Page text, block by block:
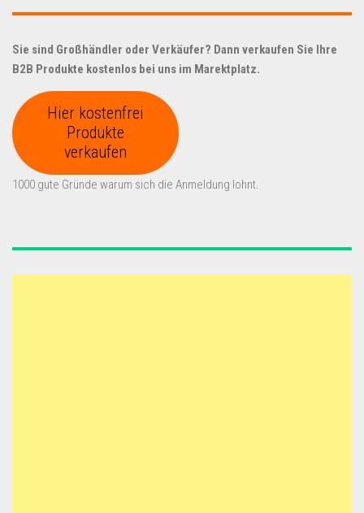
Sie sind Großhändler oder Verkäufer? Dann verkaufen Sie Ihre
B2B Produkte kostenlos bei uns im Marektplatz.
Hier kostenfrei
Produkte
verkaufen
1000 gute Gründe warum sich die Anmeldung lohnt.